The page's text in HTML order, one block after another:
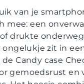
van je
mee: een
drukte
ongelukje zit in
Candy case
gemoedsrust en